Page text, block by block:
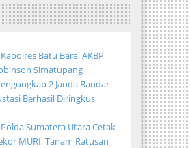
Kapolres Batu Bara, AKBP
Simatupang
2 Janda Bandar
Berhasil Diringkus
Polda Sumatera Utara Cetak
MURI, Tanam Ratusan